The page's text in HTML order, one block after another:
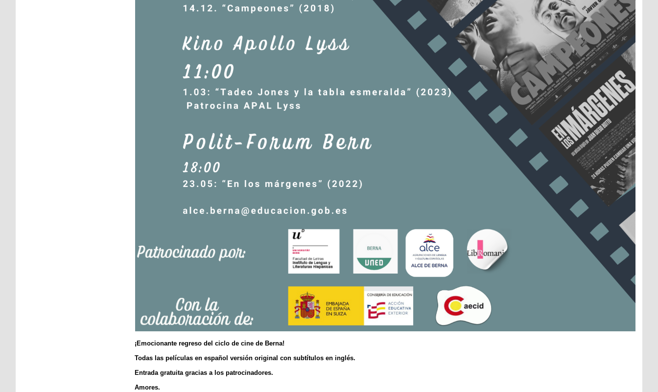
¡Emocionante regreso del ciclo de cine de Berna!
Todas las películas en español versión original con subtítulos en inglés.
Entrada gratuita gracias a los patrocinadores.
Amores.